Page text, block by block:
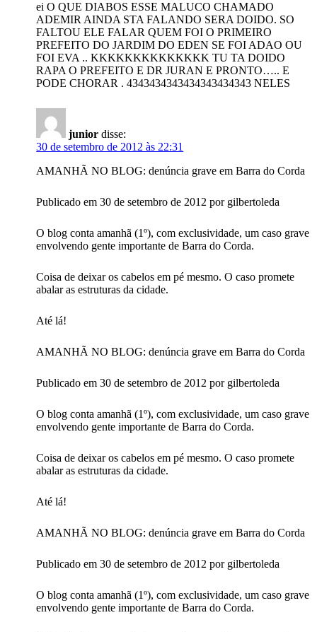
ei O QUE DIABOS ESSE MALUCO CHAMADO
ADEMIR AINDA STA FALANDO SERA DOIDO. SO
FALTOU ELE FALAR QUEM FOI O PRIMEIRO
PREFEITO DO JARDIM DO EDEN SE FOI ADAO OU
FOI EVA .. KKKKKKKKKKKKKK TU TA DOIDO
RAPA O PREFEITO E DR JURAN E PRONTO….. E
PODE CHORAR . 4343434343434343434343 NELES
junior disse:
30 de setembro de 2012 às 22:31
AMANHÃ NO BLOG: denúncia grave em Barra do Corda
Publicado em 30 de setembro de 2012 por gilbertoleda
O blog conta amanhã (1º), com exclusividade, um caso grave
envolvendo gente importante de Barra do Corda.
Coisa de deixar os cabelos em pé mesmo. O caso promete
abalar as estruturas da cidade.
Até lá!
AMANHÃ NO BLOG: denúncia grave em Barra do Corda
Publicado em 30 de setembro de 2012 por gilbertoleda
O blog conta amanhã (1º), com exclusividade, um caso grave
envolvendo gente importante de Barra do Corda.
Coisa de deixar os cabelos em pé mesmo. O caso promete
abalar as estruturas da cidade.
Até lá!
AMANHÃ NO BLOG: denúncia grave em Barra do Corda
Publicado em 30 de setembro de 2012 por gilbertoleda
O blog conta amanhã (1º), com exclusividade, um caso grave
envolvendo gente importante de Barra do Corda.